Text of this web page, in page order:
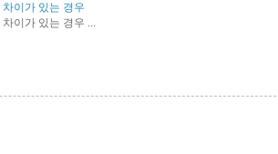
이가 있는 경우
이가 있는 경우 ...